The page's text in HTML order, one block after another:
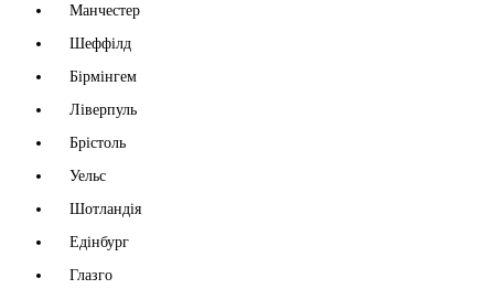
Манчестер
Шеффілд
Бірмінгем
Ліверпуль
Брістоль
Уельс
Шотландія
Едінбург
Глазго